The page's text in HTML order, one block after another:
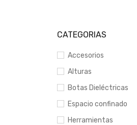
CATEGORIAS
Accesorios
Alturas
Botas Dieléctricas
Espacio confinado
Herramientas